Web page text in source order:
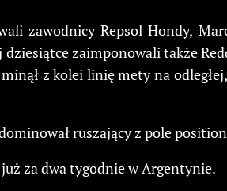
zawodnicy Repsol Hondy,
zaimponowali także
z kolei linię mety na
ruszający z pole
za dwa tygodnie w Argentynie.